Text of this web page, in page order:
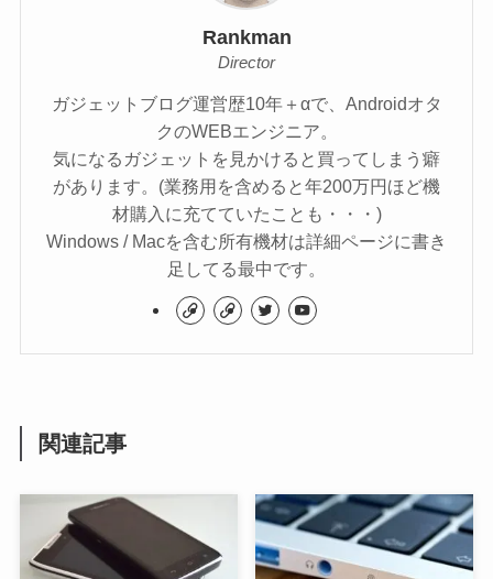
Rankman
Director
ガジェットブログ運営歴10年＋αで、Androidオタ
クのWEBエンジニア。
気になるガジェットを見かけると買ってしまう癖
があります。(業務用を含めると年200万円ほど機
材購入に充てていたことも・・・)
Windows / Macを含む所有機材は詳細ページに書き
足してる最中です。
関連記事